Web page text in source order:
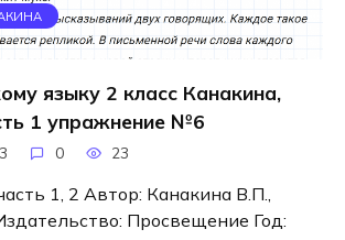
языку 2 класс Канакина,
1 упражнение №6
0 23
1, 2 Автор: Канакина В.П.,
Просвещение Год: